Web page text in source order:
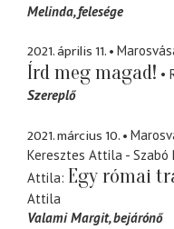
Melinda felesége
2021. április 11.
Írd meg magad!
Szereplő
2021. március 10.
Keresztes Attila - Szabó
Attila Egy római
Attila
Valami Margit bejárónő